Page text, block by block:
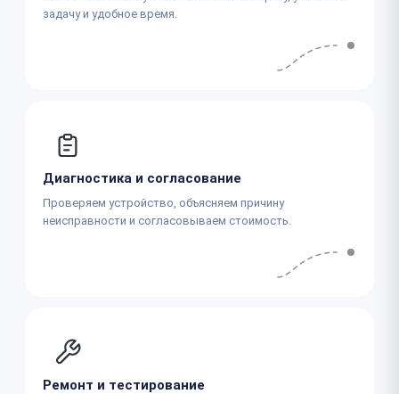
задачу и удобное время.
Диагностика и согласование
Проверяем устройство, объясняем причину
неисправности и согласовываем стоимость.
Ремонт и тестирование